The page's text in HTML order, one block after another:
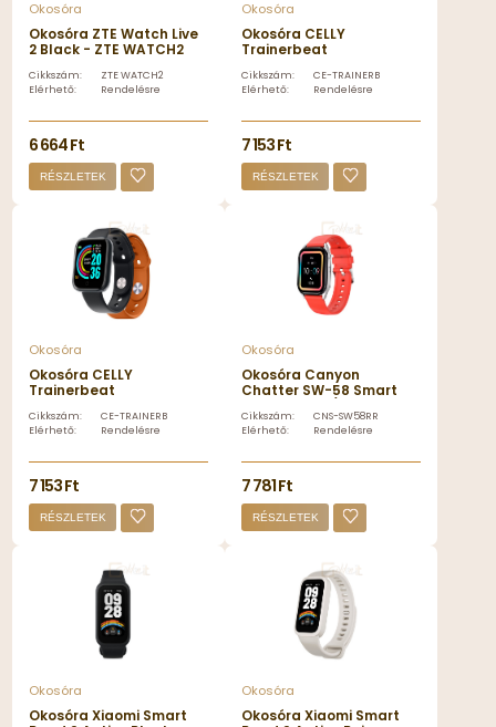
Okosóra
Okosóra ZTE Watch Live
2 Black - ZTE WATCH2
Cikkszám:
ZTE WATCH2
Elérhető:
Rendelésre
6 664 Ft
RÉSZLETEK
Okosóra
Okosóra CELLY
Trainerbeat
Black/Purple - CE-
TRAINERBEATVL
Cikkszám:
CE-TRAINERBEATVL
Elérhető:
Rendelésre
7 153 Ft
RÉSZLETEK
Okosóra
Okosóra CELLY
Trainerbeat
Black/Orange - CE-
TRAINERBEATOR
Cikkszám:
CE-TRAINERBEATOR
Elérhető:
Rendelésre
7 153 Ft
RÉSZLETEK
Okosóra
Okosóra Canyon
Chatter SW-58 Smart
SW58RR
Cikkszám:
CNS-SW58RR
Elérhető:
Rendelésre
7 781 Ft
RÉSZLETEK
Okosóra
Okosóra Xiaomi Smart
Okosóra
Okosóra Xiaomi Smart